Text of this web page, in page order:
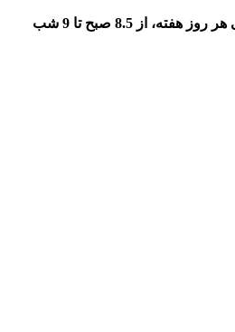
هفته، از 8.5 صبح تا 9 شب